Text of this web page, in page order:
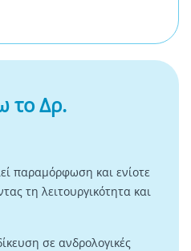
το Δρ.
παραμόρφωση και ενίοτε
τη λειτουργικότητα και
σε ανδρολογικές